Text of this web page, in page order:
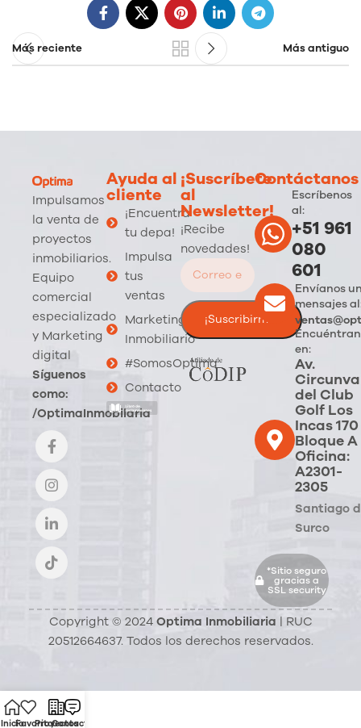
Más reciente Más antiguo
Impulsamos
la venta de
proyectos
inmobiliarios.
Equipo
comercial
especializado
y Marketing
digital
Síguenos
como:
/OptimaInmobilaria
Ayuda al
cliente
¡Encuentra
tu depa!
Impulsa
tus
ventas
Marketing
Inmobiliario
#SomosOptima
Contacto
¡Suscríbete
al
Newsletter!
¡Recibe
novedades!
Contáctanos
Escríbenos
al:
+51 961
080
601
Envíanos
mensajes
en:
Av.
del Club
Golf Los
Incas 170
Bloque A
Oficina:
A2301-
2305
Santiago
Surco
*Sitio seguro
gracias a
SSL security
Copyright © 2024 Optima Inmobiliaria | RUC
20512664637. Todos los derechos reservados.
InicioFavoritoProyectos
Contacto